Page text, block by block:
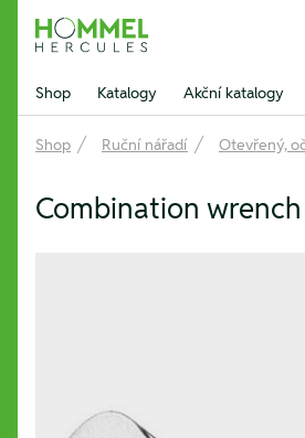
Hommel Hercules
Shop Katalogy Akční katalogy
Shop Ruční nářadí Otevřený,
Combination